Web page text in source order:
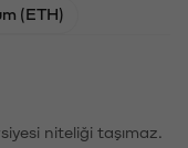
(ETH)
niteliği taşımaz.